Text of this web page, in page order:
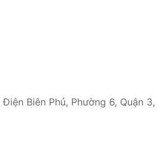
Điện Biên Phủ, Phường 6, Quận 3,